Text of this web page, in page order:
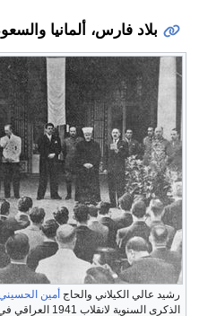
بلاد فارس، ألمانيا
رشيد عالي الكيلاني والحاج أمين
الذكرى السنوية لانقلاب 1941 العراقي في برلين.